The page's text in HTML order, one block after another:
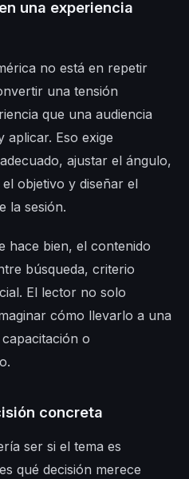
una experiencia
no está en repetir
una tensión
que una audiencia
aplicar. Eso exige
ajustar el ángulo,
objetivo y diseñar el
la sesión.
hace bien, el contenido
búsqueda, criterio
El lector no solo
cómo llevarlo a una
o
concreta
ser si el tema es
qué decisión merece